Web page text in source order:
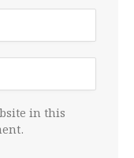
in this